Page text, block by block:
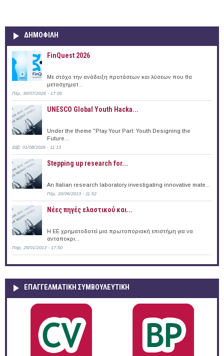
ΔΗΜΟΦΙΛΗ
FinQuest 2026
Με στόχο την ανάδειξη προτάσεων και λύσεων που θα
μετασχηματ...
Πέμ, 30/07/2026 - 17:05
UNESCO Global Youth Hacka...
Under the theme "Play Your Part: Youth Designing the
Future...
Σάβ, 01/08/2026 - 11:13
Stepping up research for...
An Italian research laboratory investigating innovative mate...
Πέμ, 20/06/2013 - 11:52
Νέες πηγές ελαστικού και...
Η ΕΕ χρηματοδοτεί μια πρωτοποριακή επιστήμη για να
ανταποκρι...
Παρ, 25/01/2013 - 17:50
ΕΠΑΓΓΕΛΜΑΤΙΚΉ ΣΥΜΒΟΥΛΕΥΤΙΚΉ